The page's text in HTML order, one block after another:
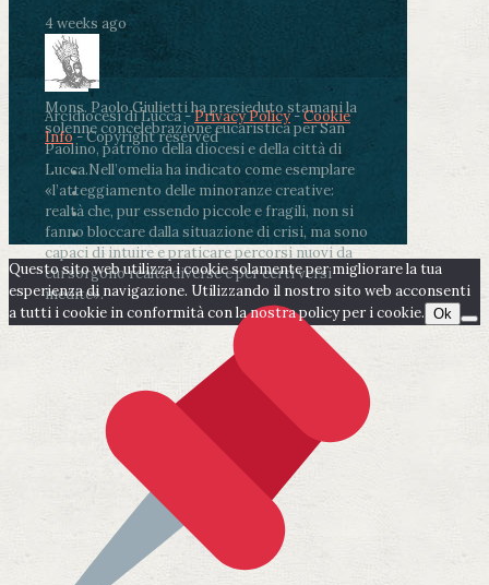
4 weeks ago
Mons. Paolo Giulietti ha presieduto stamani la
solenne concelebrazione eucaristica per San
Paolino, patrono della diocesi e della città di
Lucca.Nell’omelia ha indicato come esemplare
«l’atteggiamento delle minoranze creative:
realtà che, pur essendo piccole e fragili, non si
fanno bloccare dalla situazione di crisi, ma sono
capaci di intuire e praticare percorsi nuovi da
cui sorgono realtà diverse e per certi versi
inedite».
Arcidiocesi di Lucca -Privacy Policy-Cookie
Info- Copyright reserved
Questo sito web utilizza i cookie solamente per migliorare la tua
esperienza di navigazione. Utilizzando il nostro sito web acconsenti
a tutti i cookie in conformità con la nostra policy per i cookie. Ok